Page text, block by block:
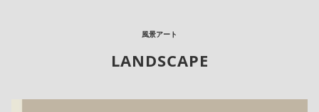
風景アート
LANDSCAPE